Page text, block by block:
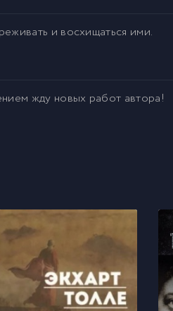
и восхищаться ими.
жду новых работ автора!